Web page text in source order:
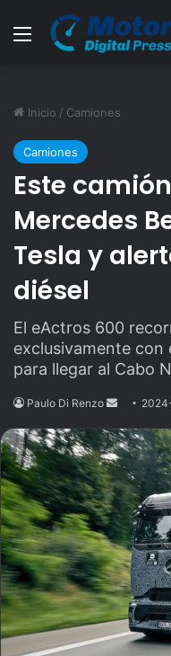
Menú
Inicio / Camiones
Camiones
Este
Mercedes
Tesla y
diésel
El eActros 600
exclusivamente con
para llegar al Cabo
Paulo Di Renzo
Send
email